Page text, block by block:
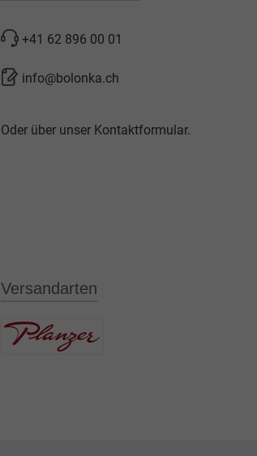
+41 62 896 00 01
info@bolonka.ch
Oder über unser Kontaktformular.
Versandarten